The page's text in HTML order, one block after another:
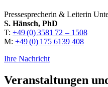
Pressesprecherin & Leiterin
S. Hänsch, PhD
T: +49 (0) 3581 72 – 1508
M: +49 (0) 175 6139 408
Ihre Nachricht
Veranstaltungen